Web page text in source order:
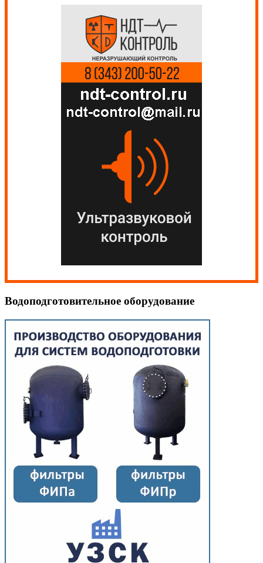
Водоподготовительное оборудование